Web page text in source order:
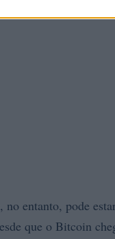
entanto, pode
que o Bitcoin